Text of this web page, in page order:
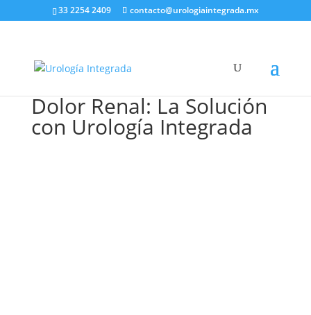
33 2254 2409 contacto@urologiaintegrada.mx
Dolor Renal: La Solución
con Urología Integrada